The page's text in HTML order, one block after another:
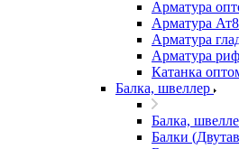
Арматура
Арматура
Арматура
Арматура
Катанка
Балка, швеллер
Балка,
Балки